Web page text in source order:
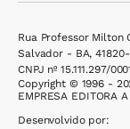
Rua Professor Milton
Salvador - BA,
CNPJ nº 15.111.297/
Copyright © 1996 -
EMPRESA EDITORA
Desenvolvido por: